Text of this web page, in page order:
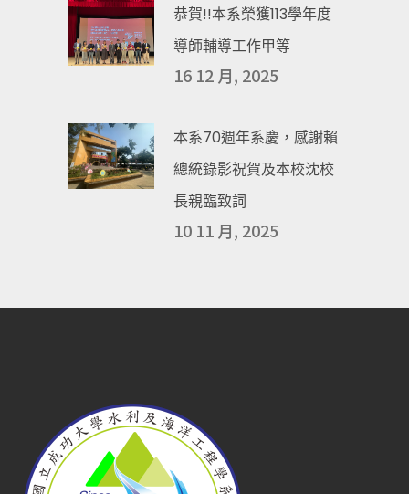
恭賀!!本系榮獲113學年度
導師輔導工作甲等
16 12 月, 2025
本系70週年系慶，感謝賴
總統錄影祝賀及本校沈校
長親臨致詞
10 11 月, 2025